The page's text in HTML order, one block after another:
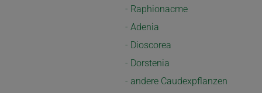
- Raphionacme
- Adenia
- Dioscorea
- Dorstenia
- andere Caudexpflanzen